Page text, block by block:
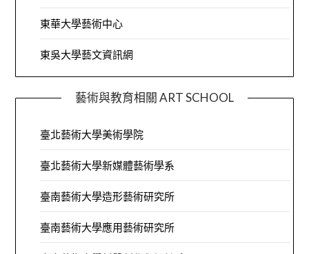
東華大學藝術中心
東吳大學藝文資訊網
藝術與教育相關 ART SCHOOL
臺北藝術大學美術學院
臺北藝術大學新媒體藝術學系
臺南藝術大學造形藝術研究所
臺南藝術大學應用藝術研究所